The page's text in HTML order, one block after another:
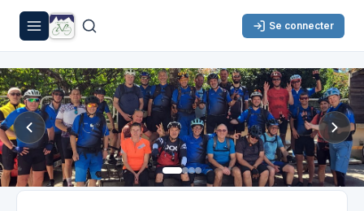
Se connecter